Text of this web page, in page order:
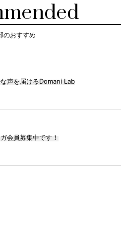
のおすすめ
な声を届けるDomani Lab
会員募集中です！